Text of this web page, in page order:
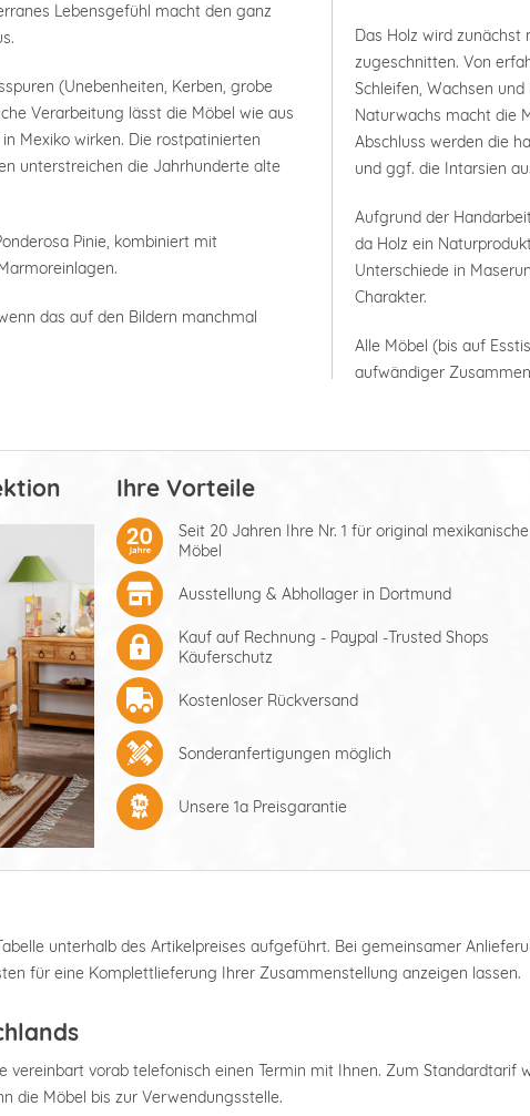
Lebensgefühl macht den ganz
(Unebenheiten, Kerben, grobe
Verarbeitung lässt die Möbel wie aus
Mexiko wirken. Die rostpatinierten
unterstreichen die Jahrhunderte alte
Pinie, kombiniert mit
das auf den Bildern manchmal
Das Holz wird
zugeschnitten. Von
Schleifen, Wachsen
Naturwachs macht die
Abschluss werden die
und ggf. die Intarsien
Aufgrund der
da Holz ein
Unterschiede in
Charakter.
Alle Möbel (bis auf
aufwändiger
Ihre Vorteile
Seit 20 Jahren Ihre Nr. 1 für original mexikanische
Möbel
Ausstellung & Abhollager in Dortmund
Kauf auf Rechnung - Paypal -Trusted Shops
Käuferschutz
Kostenloser Rückversand
Sonderanfertigungen möglich
Unsere 1a Preisgarantie
unterhalb des Artikelpreises aufgeführt. Bei gemeinsamer
für eine Komplettlieferung Ihrer Zusammenstellung anzeigen lassen.
vereinbart vorab telefonisch einen Termin mit Ihnen. Zum Standardtarif
die Möbel bis zur Verwendungsstelle.